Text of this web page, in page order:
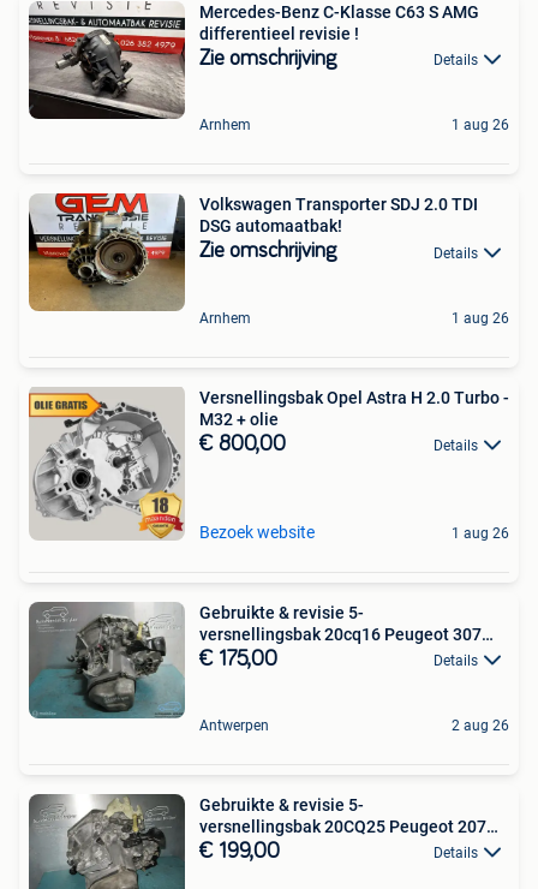
Mercedes-Benz C-Klasse C63 S AMG
differentieel revisie !
Zie omschrijving Details
Arnhem 1 aug 26
Volkswagen Transporter SDJ 2.0 TDI
DSG automaatbak!
Zie omschrijving Details
Arnhem 1 aug 26
Versnellingsbak Opel Astra H 2.0 Turbo -
M32 + olie
€ 800,00 Details
Bezoek website 1 aug 26
Gebruikte & revisie 5-
versnellingsbak 20cq16 Peugeot 307
NFU
€ 175,00 Details
Antwerpen 2 aug 26
Gebruikte & revisie 5-
versnellingsbak 20CQ25 Peugeot 207
KFU
€ 199,00 Details